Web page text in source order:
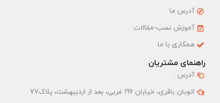
آدرس ما
آموزش نصب-مقالات
همکاری با ما
راهنمای مشتریان
آدرس :
اتوبان باقری، خیابان 196 غربی، بعد از اردیبهشت، پلاک77